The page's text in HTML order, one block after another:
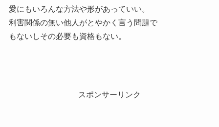
愛にもいろんな方法や形があっていい。
利害関係の無い他人がとやかく言う問題で
もないしその必要も資格もない。
スポンサーリンク